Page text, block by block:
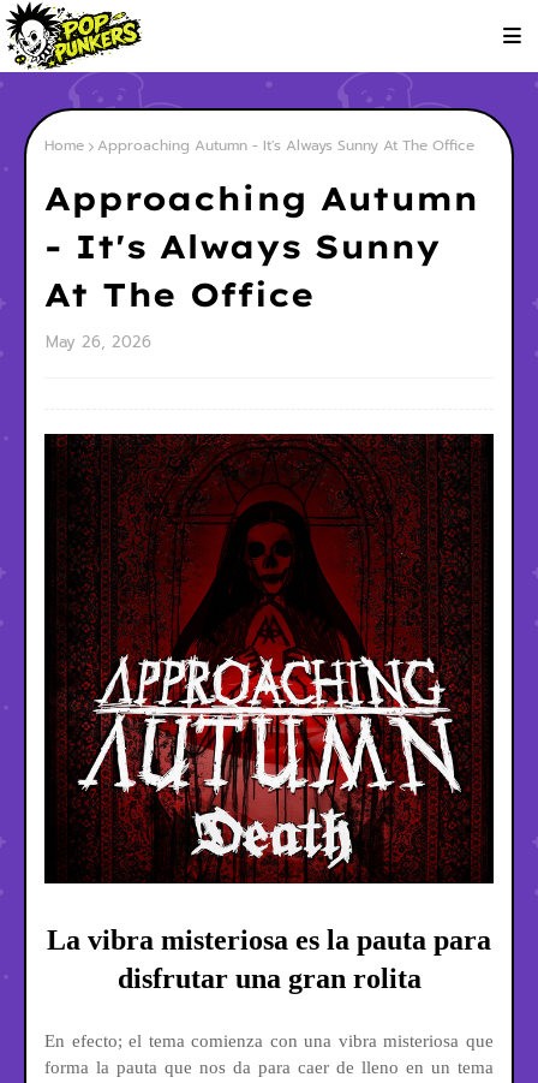
Home Approaching Autumn - It's Always Sunny At The Office
Approaching Autumn
- It's Always Sunny
At The Office
May 26, 2026
La vibra misteriosa es la pauta para
disfrutar una gran rolita
En efecto; el tema comienza con una vibra misteriosa que
forma la pauta que nos da para caer de lleno en un tema